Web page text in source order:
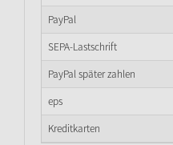
PayPal
SEPA-Lastschrift
PayPal später zahlen
eps
Kreditkarten